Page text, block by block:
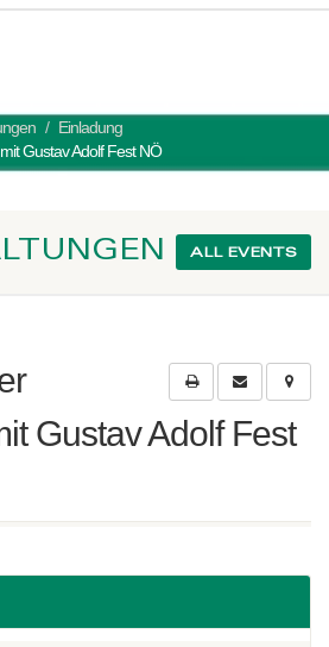
Einladung
Gustav Adolf Fest NÖ
ALL EVENTS
Gustav Adolf Fest